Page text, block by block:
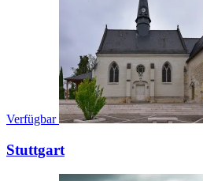
Verfügbar
Stuttgart